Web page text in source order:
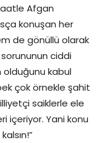
Afgan
konuşan her
de gönüllü olarak
ciddi
kabul
çok örnekle şahit
saiklerle ele
içeriyor. Yani konu